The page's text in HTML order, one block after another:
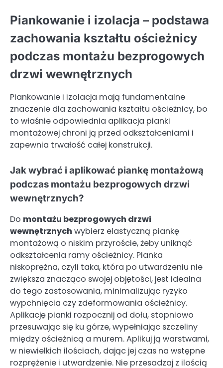
Piankowanie i izolacja – podstawa
zachowania kształtu ościeżnicy
podczas montażu bezprogowych
drzwi wewnętrznych
Piankowanie i izolacja mają fundamentalne
znaczenie dla zachowania kształtu ościeżnicy, bo
to właśnie odpowiednia aplikacja pianki
montażowej chroni ją przed odkształceniami i
zapewnia trwałość całej konstrukcji.
Jak wybrać i aplikować piankę montażową
podczas montażu bezprogowych drzwi
wewnętrznych?
Do montażu bezprogowych drzwi
wewnętrznych wybierz elastyczną piankę
montażową o niskim przyroście, żeby uniknąć
odkształcenia ramy ościeżnicy. Pianka
niskoprężna, czyli taka, która po utwardzeniu nie
zwiększa znacząco swojej objętości, jest idealna
do tego zastosowania, minimalizując ryzyko
wypchnięcia czy zdeformowania ościeżnicy.
Aplikację pianki rozpocznij od dołu, stopniowo
przesuwając się ku górze, wypełniając szczeliny
między ościeżnicą a murem. Aplikuj ją warstwami,
w niewielkich ilościach, dając jej czas na wstępne
rozprężenie i utwardzenie. Nie przesadzaj z ilością